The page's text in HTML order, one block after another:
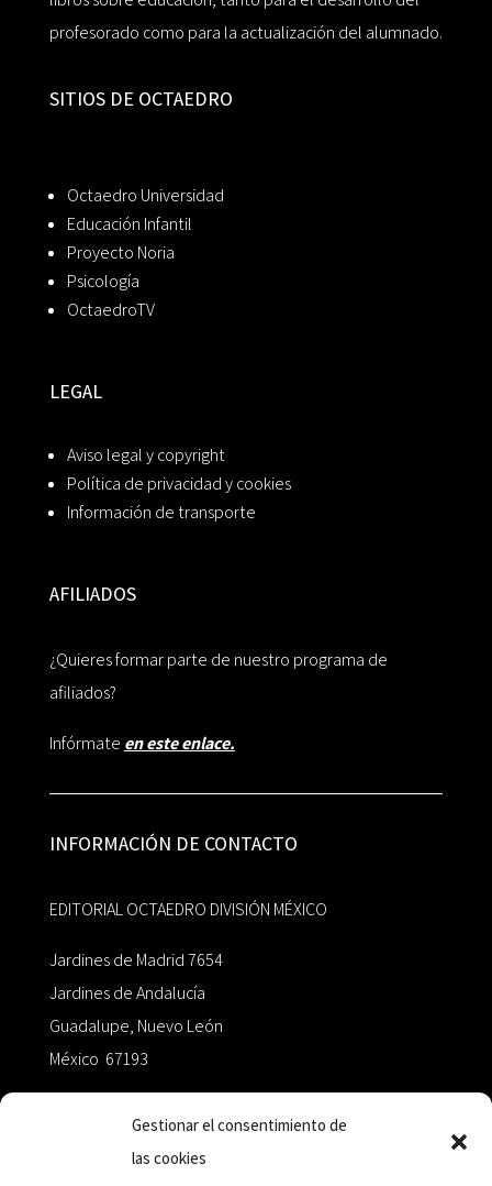
Gestionar el consentimiento de
las cookies
profesorado como para la actualización del alumnado.
SITIOS DE OCTAEDRO
Octaedro Universidad
Educación Infantil
Proyecto Noria
Psicología
OctaedroTV
LEGAL
Aviso legal y copyright
Política de privacidad y cookies
Información de transporte
AFILIADOS
¿Quieres formar parte de nuestro programa de
afiliados?
Infórmate en este enlace.
INFORMACIÓN DE CONTACTO
EDITORIAL OCTAEDRO DIVISIÓN MÉXICO
Jardines de Madrid 7654
Jardines de Andalucía
Guadalupe, Nuevo León
México 67193
+52 811.499.5638